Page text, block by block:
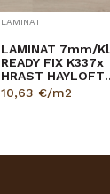
LAMINAT
LAMINAT 7mm/Kl.31
READY FIX K337x
HRAST HAYLOFT
p=2,4672 m2
10,63 €/m2